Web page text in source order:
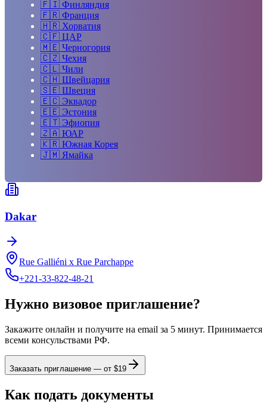
🇫🇮 Финляндия
🇫🇷 Франция
🇭🇷 Хорватия
🇨🇫 ЦАР
🇲🇪 Черногория
🇨🇿 Чехия
🇨🇱 Чили
🇨🇭 Швейцария
🇸🇪 Швеция
🇪🇨 Эквадор
🇪🇪 Эстония
🇪🇹 Эфиопия
🇿🇦 ЮАР
🇰🇷 Южная Корея
🇯🇲 Ямайка
Dakar
Rue Galliéni x Rue Parchappe
+221-33-822-48-21
Нужно визовое приглашение?
Закажите онлайн и получите на email за 5 минут. Принимается
всеми консульствами РФ.
Заказать приглашение — от $19
Как подать документы